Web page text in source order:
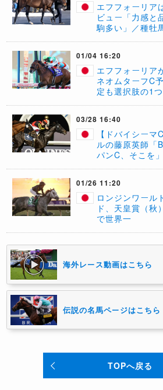
エフフォーリア
ビュー「力感と
駒多い」／種牡
01/04 16:20
エフフォーリア
ネオムターフC
定も選択肢の1
03/28 16:40
【ドバイシー
ルの藤原英師「
パンC、そこを」
01/26 11:20
ロンジンワール
ド、天皇賞（秋
で世界一
海外レース動画はこちら
伝説の名馬ページはこちら
TOPへ戻る